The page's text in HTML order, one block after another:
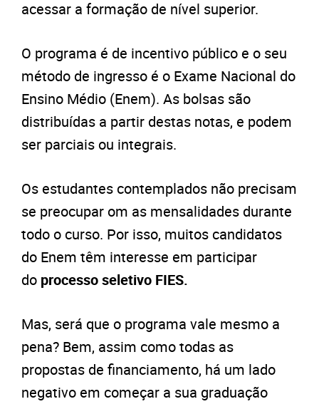
acessar a formação de nível superior.
O programa é de incentivo público e o seu
método de ingresso é o Exame Nacional do
Ensino Médio (Enem). As bolsas são
distribuídas a partir destas notas, e podem
ser parciais ou integrais.
Os estudantes contemplados não precisam
se preocupar om as mensalidades durante
todo o curso. Por isso, muitos candidatos
do Enem têm interesse em participar
do processo seletivo FIES.
Mas, será que o programa vale mesmo a
pena? Bem, assim como todas as
propostas de financiamento, há um lado
negativo em começar a sua graduação